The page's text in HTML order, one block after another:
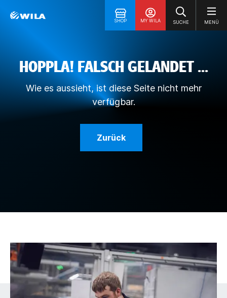
SHOP MY WILA SUCHE MENÜ
HOPPLA! FALSCH GELANDET ...
Wie es aussieht, ist diese Seite nicht mehr
verfügbar.
Zurück